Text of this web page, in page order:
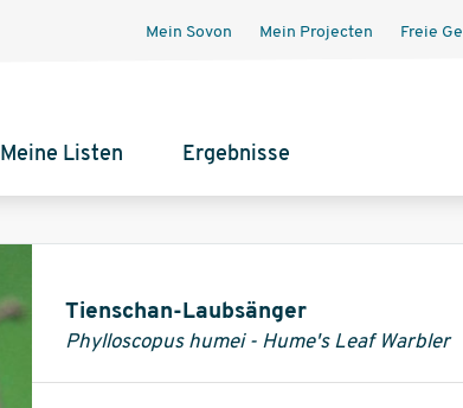
Mein Sovon Mein Projecten Freie
Meine Listen Ergebnisse
Informatie
Tienschan-Laubsänger
Phylloscopus humei - Hume's Leaf Warbler